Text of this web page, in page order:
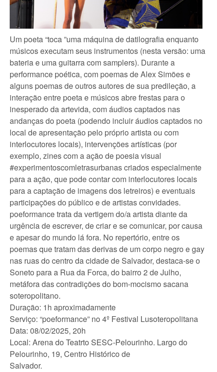
Um poeta “toca ”uma máquina de datilografia enquanto
músicos executam seus instrumentos (nesta versão: uma
bateria e uma guitarra com samplers). Durante a
performance poética, com poemas de Alex Simões e
alguns poemas de outros autores de sua predileção, a
interação entre poeta e músicos abre frestas para o
inesperado da artevida, com áudios captados nas
andanças do poeta (podendo incluir áudios captados no
local de apresentação pelo próprio artista ou com
interlocutores locais), intervenções artísticas (por
exemplo, zines com a ação de poesia visual
#experimentoscomletrasurbanas criados especialmente
para a ação, que pode contar com interlocutores locais
para a captação de imagens dos letreiros) e eventuais
participações do público e de artistas convidades.
poeformance trata da vertigem do/a artista diante da
urgência de escrever, de criar e se comunicar, por causa
e apesar do mundo lá fora. No repertório, entre os
poemas que tratam das derivas de um corpo negro e gay
nas ruas do centro da cidade de Salvador, destaca-se o
Soneto para a Rua da Forca, do bairro 2 de Julho,
metáfora das contradições do bom-mocismo sacana
soteropolitano.
Duração: 1h aproximadamente
Serviço: “poeformance” no 4º Festival Lusoteropolitana
Data: 08/02/2025, 20h
Local: Arena do Teatrto SESC-Pelourinho. Largo do
Pelourinho, 19, Centro Histórico de
Salvador.